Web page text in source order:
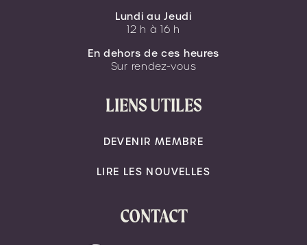
Lundi au Jeudi
12 h à 16 h
En dehors de ces heures
Sur rendez-vous
LIENS UTILES
DEVENIR MEMBRE
LIRE LES NOUVELLES
CONTACT